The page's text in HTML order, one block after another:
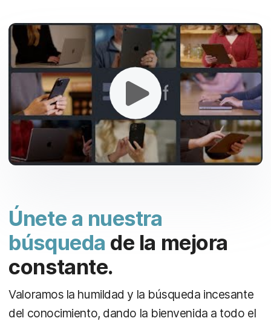
Únete a nuestra
búsqueda de la mejora
constante.
Valoramos la humildad y la búsqueda incesante
del conocimiento, dando la bienvenida a todo el